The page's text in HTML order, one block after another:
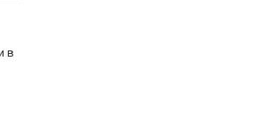
в